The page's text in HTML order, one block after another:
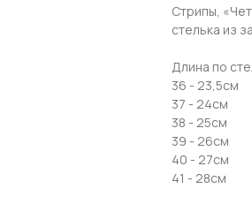
Отправить
Нажимая на кнопку, вы даете согласие на
Стрипы,
стелька из
Длина по
36 - 23,5см
37 - 24см
38 - 25см
39 - 26см
40 - 27см
41 - 28см